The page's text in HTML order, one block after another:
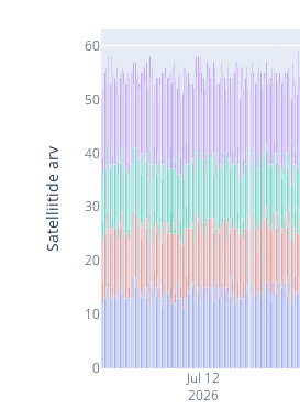
Jul 12
2026
0
10
20
30
40
50
60
Satelliitide arv